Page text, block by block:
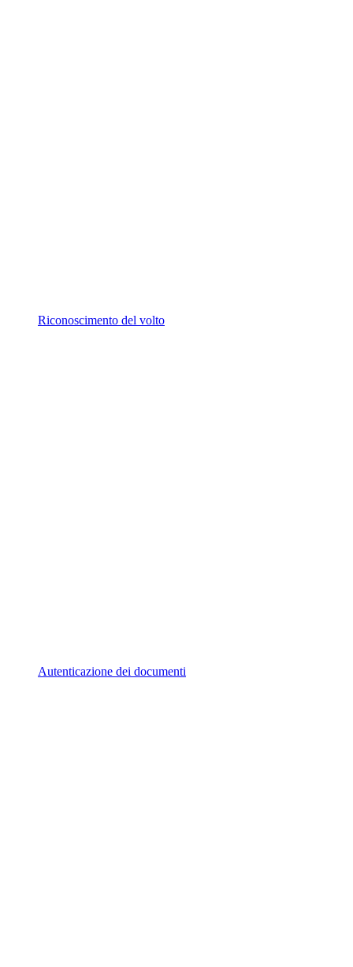
Riconoscimento del volto
Autenticazione dei documenti